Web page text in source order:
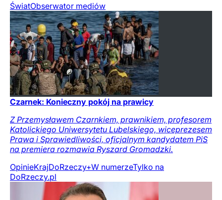
ŚwiatObserwator mediów
Czarnek: Konieczny pokój na prawicy
Z Przemysławem Czarnkiem, prawnikiem, profesorem
Katolickiego Uniwersytetu Lubelskiego, wiceprezesem
Prawa i Sprawiedliwości, oficjalnym kandydatem PiS
na premiera rozmawia Ryszard Gromadzki.
OpinieKrajDoRzeczy+W numerzeTylko na
DoRzeczy.pl